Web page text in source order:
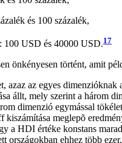
és 100 százalék,
100 USD és 40000 USD.17
önkényesen történt, amit
az egyes dimenzióknak
állt, mely szerint a három
dimenzió egymással
meglepõ
a HDI értéke konstans
országokban ehhez több